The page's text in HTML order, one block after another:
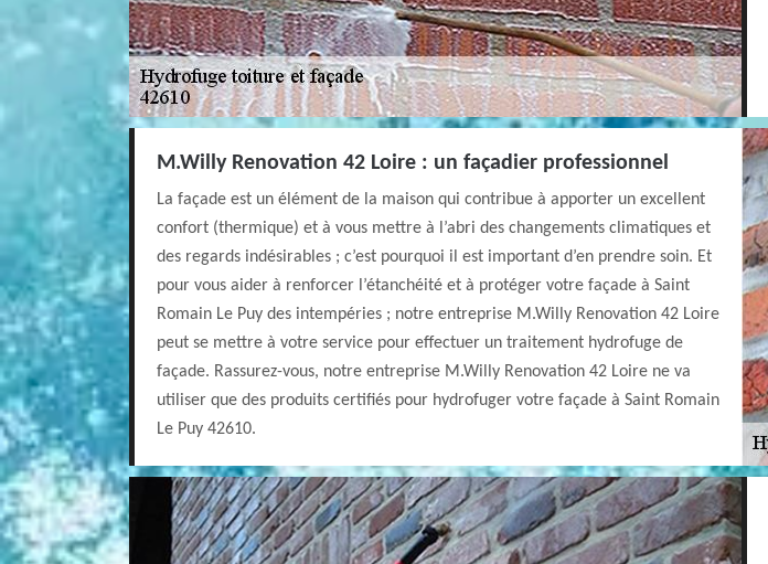
M.Willy Renovation 42 Loire : un façadier professionnel
La façade est un élément de la maison qui contribue à apporter un excellent
confort (thermique) et à vous mettre à l’abri des changements climatiques et
des regards indésirables ; c’est pourquoi il est important d’en prendre soin. Et
pour vous aider à renforcer l’étanchéité et à protéger votre façade à Saint
Romain Le Puy des intempéries ; notre entreprise M.Willy Renovation 42 Loire
peut se mettre à votre service pour effectuer un traitement hydrofuge de
façade. Rassurez-vous, notre entreprise M.Willy Renovation 42 Loire ne va
utiliser que des produits certifiés pour hydrofuger votre façade à Saint Romain
Le Puy 42610.